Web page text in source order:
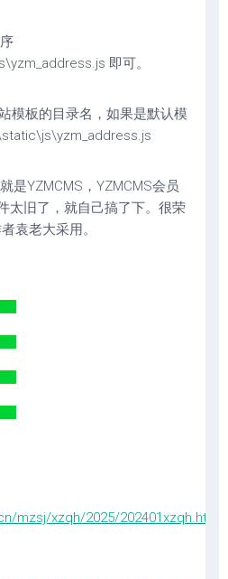
即可。
模板的目录名，如果是默认模
是YZMCMS，YZMCMS会员
太旧了，就自己搞了下。很荣
袁老大采用。
mzsj/xzqh/2025/202401xzqh.html